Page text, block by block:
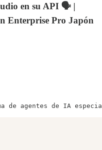
en su API 🗣️ |
Enterprise Pro Japón
de agentes de IA